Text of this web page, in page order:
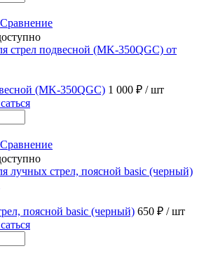
Сравнение
(MK-350QGC) 1 000 ₽ / шт
Сравнение
поясной basic (черный) 650 ₽ / шт